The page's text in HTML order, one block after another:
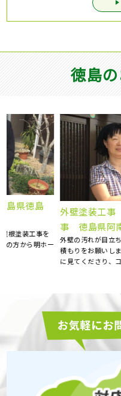
徳島
外壁塗装工事 屋根塗装工
事 徳島県阿南市 S様邸
外壁の汚れが目立ち始めたので、
積もりをお願いしました。 とても
に見てくださり、コチラ･･･